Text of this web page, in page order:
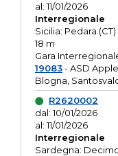
al: 11/01/2026
Interregionale
Sicilia: Pedara (CT)
18 m
Gara
19083- ASD
Blogna,
R2620002
dal: 10/01/2026
al: 11/01/2026
Interregionale
Sardegna: